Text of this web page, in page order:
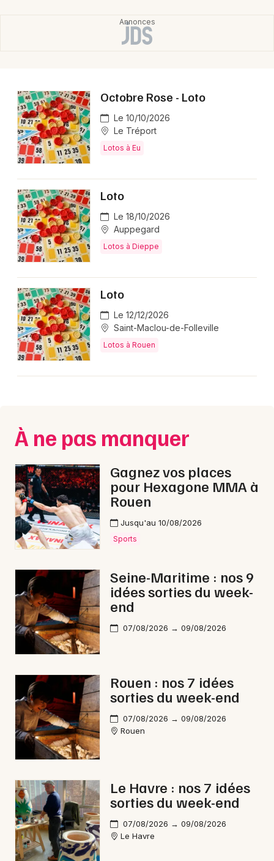
Mon email
Je m'abonne
Octobre Rose - Loto
Le 10/10/2026
Le Tréport
Lotos à Eu
Loto
Le 18/10/2026
Auppegard
Lotos à Dieppe
Loto
Le 12/12/2026
Saint-Maclou-de-Folleville
Lotos à Rouen
À ne pas manquer
Gagnez vos places
pour Hexagone MMA à
Rouen
Jusqu'au 10/08/2026
Sports
Seine-Maritime : nos 9
idées sorties du week-
end
07/08/2026 → 09/08/2026
Rouen : nos 7 idées
sorties du week-end
07/08/2026 → 09/08/2026
Rouen
Le Havre : nos 7 idées
sorties du week-end
07/08/2026 → 09/08/2026
Le Havre